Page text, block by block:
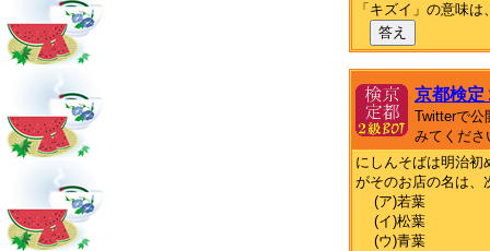
「キズイ」の意味
答え
京都検定
Twitterで公
みてくださ
にしんそばは明治初
がそのお店の名は、
(ア)若葉
(イ)松葉
(ウ)青葉